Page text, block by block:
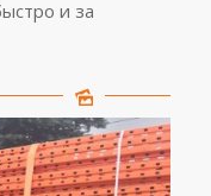
и за